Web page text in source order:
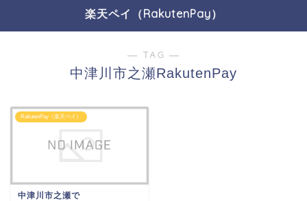
楽天ペイ（RakutenPay）
― TAG ―
中津川市之瀬RakutenPay
RakutenPay（楽天ペイ）
中津川市之瀬で